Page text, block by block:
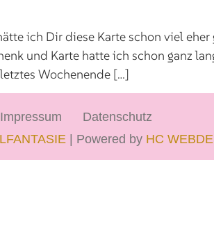
ich Dir diese Karte schon viel eher
und Karte hatte ich schon ganz
Wochenende […]
Impressum
Datenschutz
| Powered by HC